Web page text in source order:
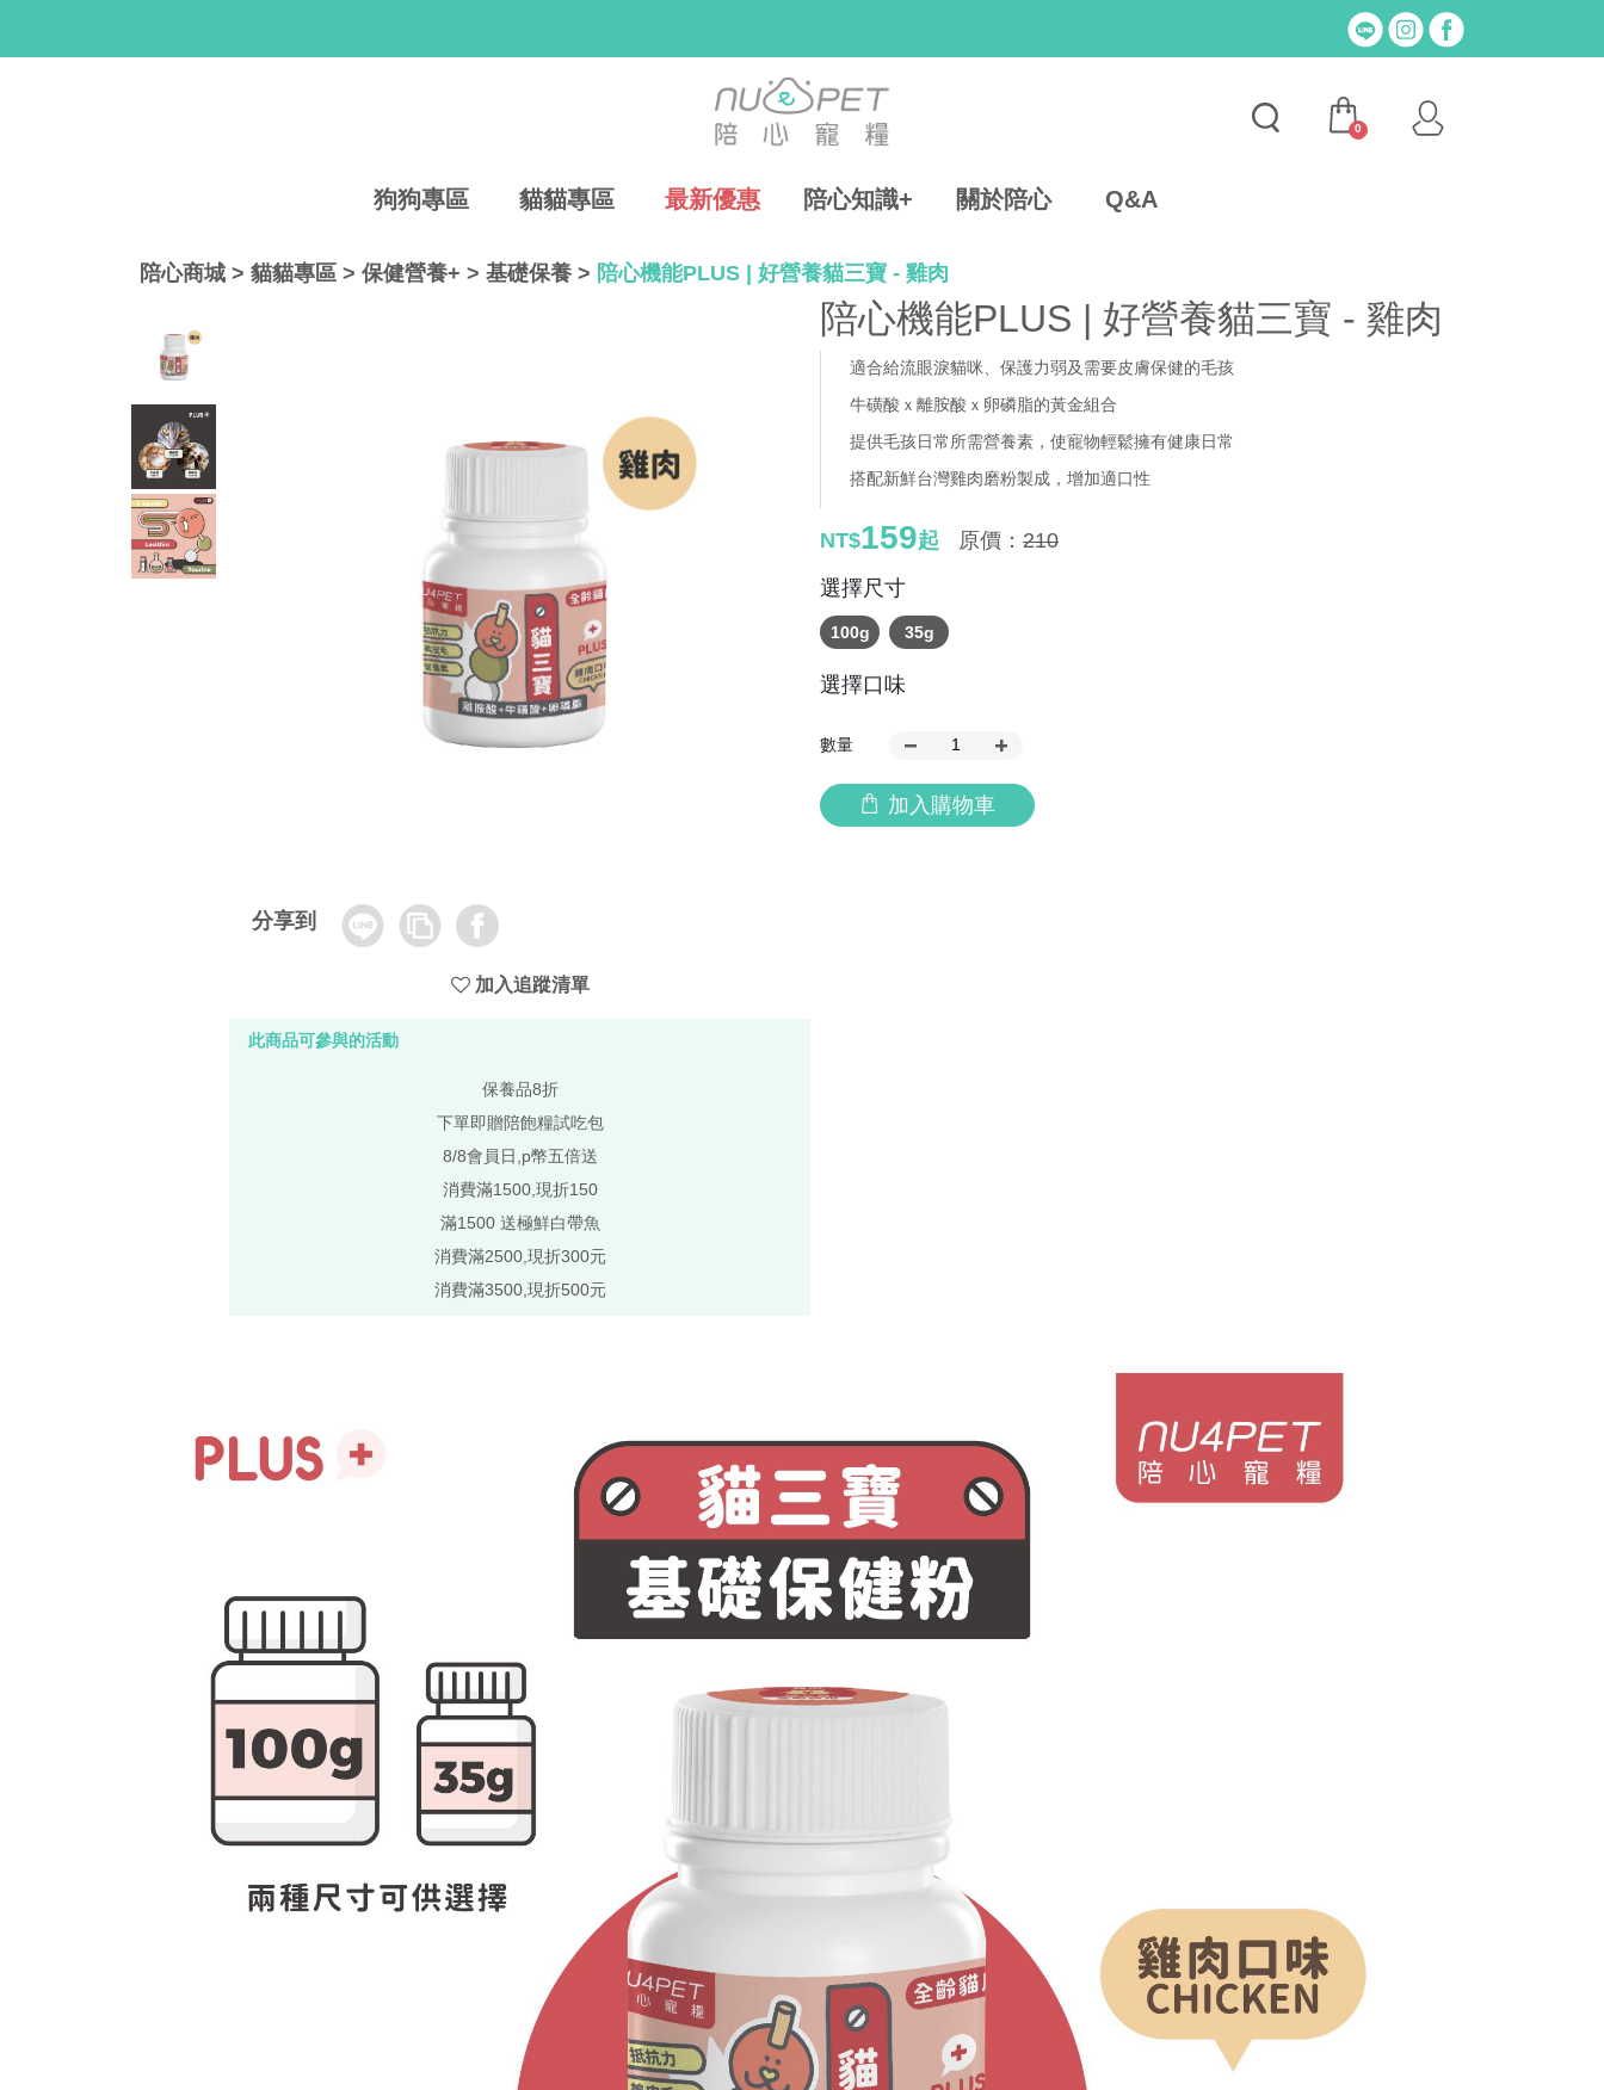
狗狗專區 貓貓專區 最新優惠 陪心知識+ 關於陪心 Q&A
0
陪心商城 > 貓貓專區 > 保健營養+ > 基礎保養 > 陪心機能PLUS | 好營養貓三寶 - 雞肉
分享到 Line
Copy
Link
Facebook
加入追蹤清單
此商品可參與的活動
保養品8折
下單即贈陪飽糧試吃包
8/8會員日,p幣五倍送
消費滿1500,現折150
滿1500 送極鮮白帶魚
消費滿2500,現折300元
消費滿3500,現折500元
陪心機能PLUS | 好營養貓三寶 - 雞肉
適合給流眼淚貓咪、保護力弱及需要皮膚保健的毛孩
牛磺酸ｘ離胺酸ｘ卵磷脂的黃金組合
提供毛孩日常所需營養素，使寵物輕鬆擁有健康日常
搭配新鮮台灣雞肉磨粉製成，增加適口性
NT$159起 原價： 210
選擇尺寸
100g 35g
選擇口味
數量
加入購物車